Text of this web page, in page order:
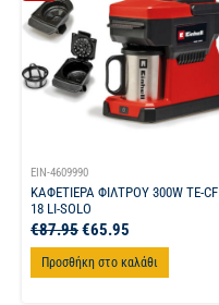
EIN-4609990
ΚΑΦΕΤΙΕΡΑ ΦΙΛΤΡΟΥ 300W TE-CF
18 LI-SOLO
€87.95€65.95
Προσθήκη στο καλάθι